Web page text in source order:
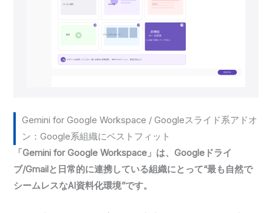
Gemini for Google Workspace / Googleスライド系アドオ
ン：Google系組織にベストフィット
「Gemini for Google Workspace」は、Googleドライ
ブ/Gmailと日常的に連携している組織にとって“最も自然で
シームレスなAI資料化環境”です。